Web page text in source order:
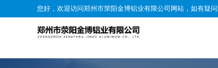
您好，欢迎访问郑州市荥阳金博铝业有限公司网站，如有疑问